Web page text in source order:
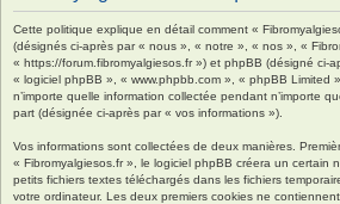
Cette politique explique en détail comment «
(désignés ci-après par « nous », « notre », « nos », «
« https://forum.fibromyalgiesos.fr ») et phpBB (désigné ci-
« logiciel phpBB », « www.phpbb.com », « phpBB Limited
n’importe quelle information collectée pendant n’importe
part (désignée ci-après par « vos informations »).
Vos informations sont collectées de deux manières.
« Fibromyalgiesos.fr », le logiciel phpBB créera un certain
petits fichiers textes téléchargés dans les fichiers
votre ordinateur. Les deux premiers cookies ne